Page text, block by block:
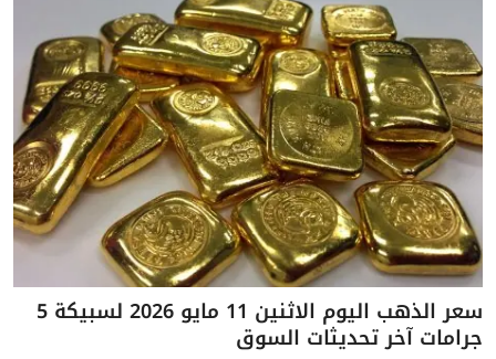
سعر الذهب اليوم الاثنين 11 مايو 2026 لسبيكة 5
جرامات آخر تحديثات السوق